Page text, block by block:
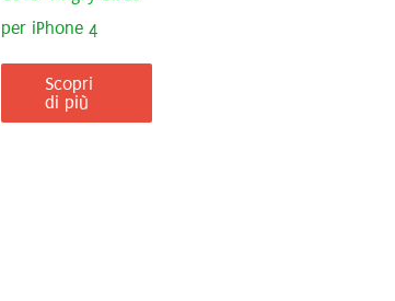
per iPhone 4
Scopri
di più